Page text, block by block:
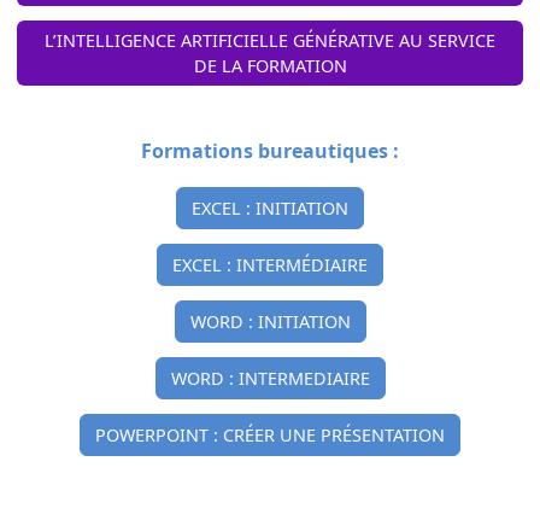
L’INTELLIGENCE ARTIFICIELLE GÉNÉRATIVE AU SERVICE
DE LA FORMATION
Formations bureautiques :
EXCEL : INITIATION
EXCEL : INTERMÉDIAIRE
WORD : INITIATION
WORD : INTERMEDIAIRE
POWERPOINT : CRÉER UNE PRÉSENTATION